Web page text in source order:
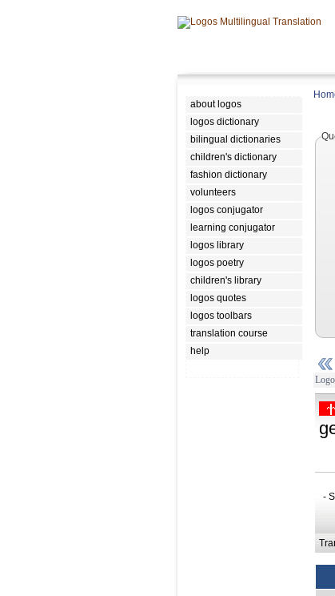
about logos
logos dictionary
bilingual dictionaries
children's dictionary
fashion dictionary
volunteers
logos conjugator
learning conjugator
logos library
logos poetry
children's library
logos quotes
logos toolbars
translation course
help
-